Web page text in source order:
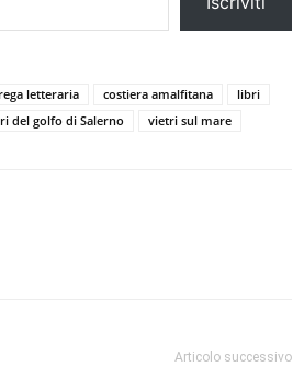
letteraria costiera amalfitana
libri
del golfo di Salerno vietri sul mare
Articolo successivo